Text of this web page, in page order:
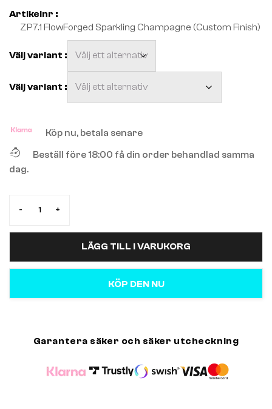
Artikelnr :
ZP7.1 FlowForged Sparkling Champagne (Custom Finish)
Köp nu, betala senare
Beställ före 18:00 få din order behandlad samma
dag.
- +
LÄGG TILL I VARUKORG
KÖP DEN NU
Garantera säker och säker utcheckning